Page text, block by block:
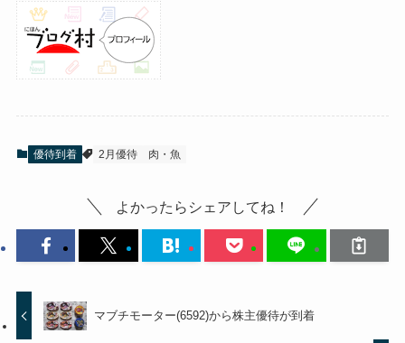
優待到着 2月優待 肉・魚
よかったらシェアしてね！
マブチモーター(6592)から株主優待が到着